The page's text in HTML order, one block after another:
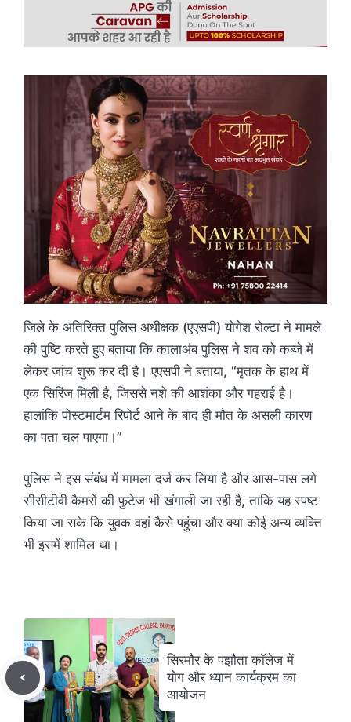
जिले के अतिरिक्त पुलिस अधीक्षक (एएसपी) योगेश रोल्टा ने मामले
की पुष्टि करते हुए बताया कि कालाअंब पुलिस ने शव को कब्जे में
लेकर जांच शुरू कर दी है। एएसपी ने बताया, “मृतक के हाथ में
एक सिरिंज मिली है, जिससे नशे की आशंका और गहराई है।
हालांकि पोस्टमार्टम रिपोर्ट आने के बाद ही मौत के असली कारण
का पता चल पाएगा।”
पुलिस ने इस संबंध में मामला दर्ज कर लिया है और आस-पास लगे
सीसीटीवी कैमरों की फुटेज भी खंगाली जा रही है, ताकि यह स्पष्ट
किया जा सके कि युवक वहां कैसे पहुंचा और क्या कोई अन्य व्यक्ति
भी इसमें शामिल था।
सिरमौर के पझौता कॉलेज में
योग और ध्यान कार्यक्रम का
आयोजन